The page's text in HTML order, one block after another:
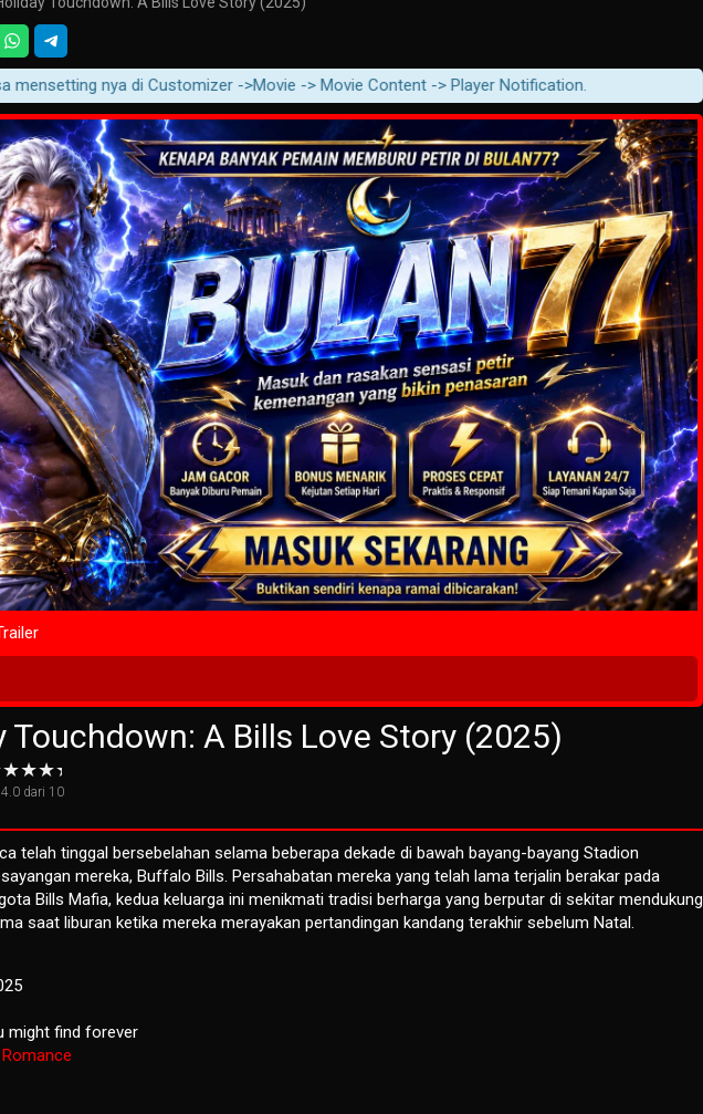
nya di Customizer ->Movie -> Movie Content -> Player Notification.
4 Wait Time
Touchdown: A Bills Love Story (2025)
4.0 dari 10
telah tinggal bersebelahan selama beberapa dekade di bawah bayang-bayang Stadion
mereka, Buffalo Bills. Persahabatan mereka yang telah lama terjalin berakar pada
Bills Mafia, kedua keluarga ini menikmati tradisi berharga yang berputar di sekitar mendukung
saat liburan ketika mereka merayakan pertandingan kandang terakhir sebelum Natal.
might find forever
Romance